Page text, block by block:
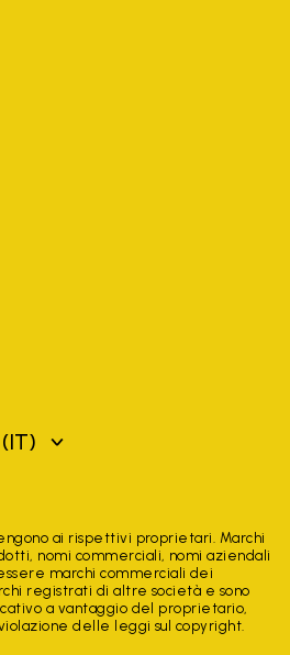
(IT)
ai rispettivi proprietari. Marchi
nomi commerciali, nomi aziendali
marchi commerciali dei
registrati di altre società e sono
a vantaggio del proprietario,
delle leggi sul copyright.